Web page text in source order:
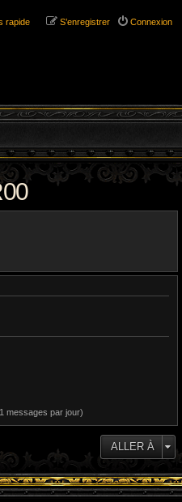
rapide Connexion
S’enregistrer
messages par jour)
ALLER À